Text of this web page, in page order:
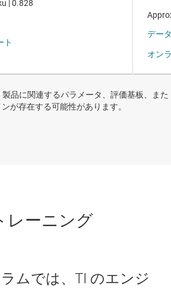
品に関連するパラメータ、評価基板、また
が存在する可能性があります。
レーニング
ムでは、TI のエンジ